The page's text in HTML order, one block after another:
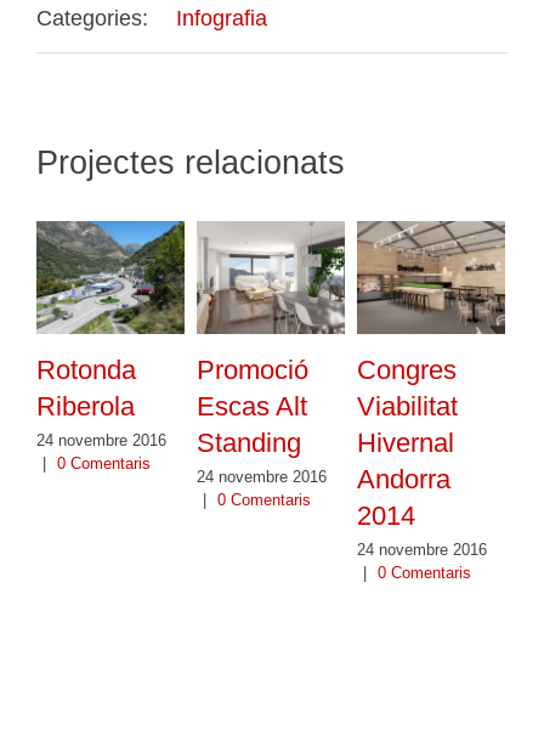
Categories: Infografia
Projectes relacionats
Rotonda
Riberola
24 novembre 2016
0 Comentaris
Promoció
Escas Alt
Standing
24 novembre 2016
0 Comentaris
Congres
Viabilitat
Hivernal
Andorra
2014
24 novembre 2016
0 Comentaris